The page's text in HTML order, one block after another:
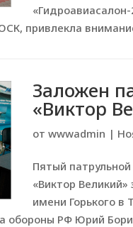
привлекла
Заложен
«Виктор
отwwwadmin |
Пятый
«Виктор
имени Горького в
обороны РФ Юрий